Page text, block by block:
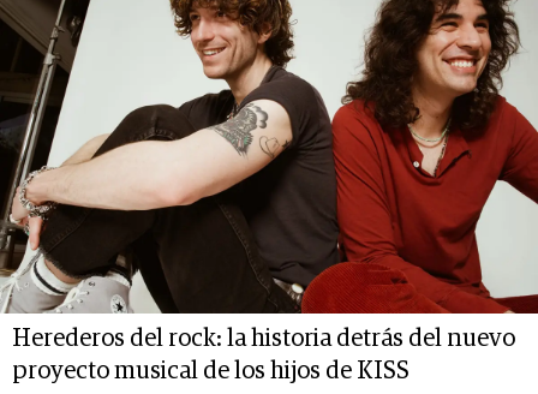
Herederos del rock: la historia detrás del nuevo
proyecto musical de los hijos de KISS